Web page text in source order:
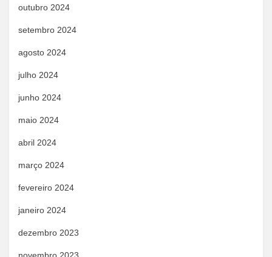
outubro 2024
setembro 2024
agosto 2024
julho 2024
junho 2024
maio 2024
abril 2024
março 2024
fevereiro 2024
janeiro 2024
dezembro 2023